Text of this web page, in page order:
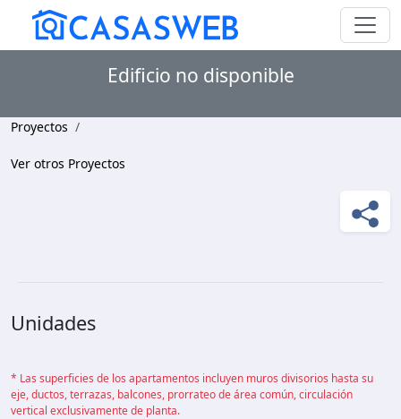
Edificio no disponible
Proyectos
Ver otros Proyectos
Unidades
* Las superficies de los apartamentos incluyen muros divisorios hasta su
eje, ductos, terrazas, balcones, prorrateo de área común, circulación
vertical exclusivamente de planta.